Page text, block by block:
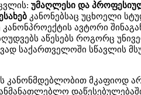
უმაღლესი და
კანონებსაც უცხოელი
ავტორი
აწესებს როგორც
საქართველოში სწავლის
კანონმდებლობით მკაფიოდ